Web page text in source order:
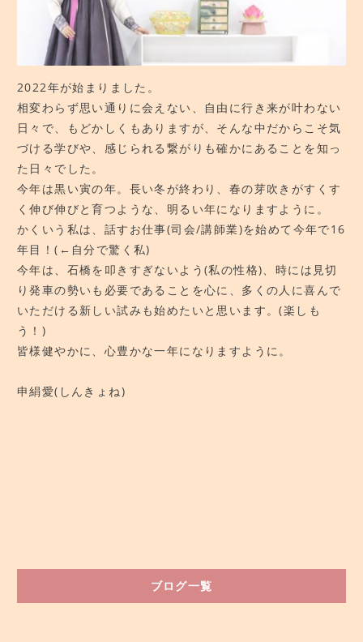
2022年が始まりました。
相変わらず思い通りに会えない、自由に行き来が叶わない
日々で、もどかしくもありますが、そんな中だからこそ気
づける学びや、感じられる繋がりも確かにあることを知っ
た日々でした。
今年は黒い寅の年。長い冬が終わり、春の芽吹きがすくす
く伸び伸びと育つような、明るい年になりますように。
かくいう私は、話すお仕事(司会/講師業)を始めて今年で16
年目！(←自分で驚く私)
今年は、石橋を叩きすぎないよう(私の性格)、時には見切
り発車の勢いも必要であることを心に、多くの人に喜んで
いただける新しい試みも始めたいと思います。(楽しも
う！)
皆様健やかに、心豊かな一年になりますように。
申絹愛(しんきょね)
ブログ一覧